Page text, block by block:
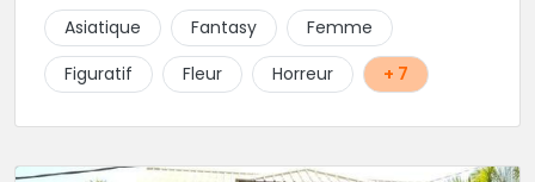
tout type de projet, son style est éclectique et vous
serez bien réussi par le tatoueur en personne.
Asiatique Fantasy
Femme
Figuratif
Fleur Horreur + 7